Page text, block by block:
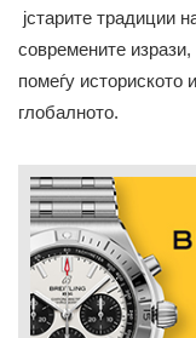
јстарите традиции
современите изрази,
помеѓу историското
глобалното.